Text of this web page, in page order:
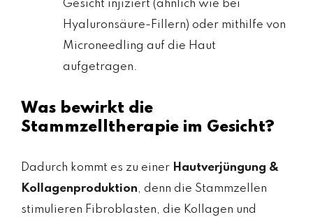
Gesicht injiziert (ähnlich wie bei
Hyaluronsäure-Fillern) oder mithilfe von
Microneedling auf die Haut
aufgetragen.
Was bewirkt die
Stammzelltherapie im Gesicht?
Dadurch kommt es zu einer Hautverjüngung &
Kollagenproduktion, denn die Stammzellen
stimulieren Fibroblasten, die Kollagen und